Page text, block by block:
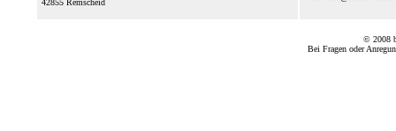
42855 Remscheid
© 2008
Bei Fragen oder